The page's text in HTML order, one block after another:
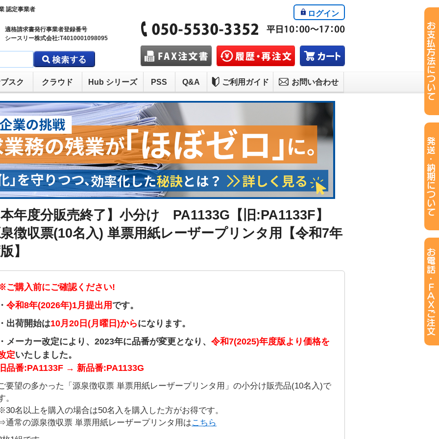
認定事業者
適格請求書発行事業者登録番号
シースリー株式会社:T4010001098095
ログイン
スク クラウド Hub シリーズ PSS Q&A ご利用ガイド お問い合わせ
年度分販売終了】小分け PA1133G【旧:PA1133F】
徴収票(10名入) 単票用紙レーザープリンタ用【令和7年
】
ご購入前にご確認ください!
令和8年(2026年)1月提出用 です。
出荷開始は10月20日(月曜日)からになります。
メーカー改定により、2023年に品番が変更となり、 令和7(2025)年度版より価格を
定いたしました。
品番:PA1133F → 新品番:PA1133G
要望の多かった「源泉徴収票 単票用紙レーザープリンタ用」の小分け販売品(10名入)で
。
名以上を購入の場合は50名入を購入した方がお得です。
通常の源泉徴収票 単票用紙レーザープリンタ用はこちら